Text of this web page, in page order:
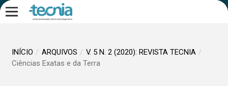
INÍCIO / ARQUIVOS / V. 5 N. 2 (2020): REVISTA TECNIA /
Ciências Exatas e da Terra